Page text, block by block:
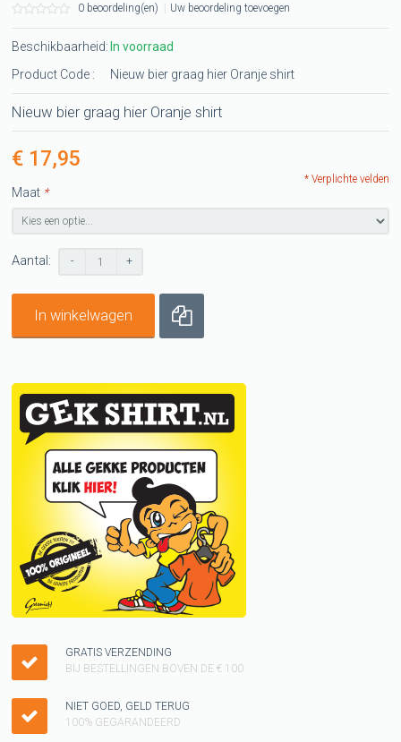
0 beoordeling(en) Uw beoordeling toevoegen
Beschikbaarheid: In voorraad
Product Code :
Nieuw bier graag hier Oranje shirt
Nieuw bier graag hier Oranje shirt
€ 17,95
*
Maat
* Verplichte velden
Aantal: - +
In winkelwagen
GRATIS VERZENDING
BIJ BESTELLINGEN BOVEN DE € 100
NIET GOED, GELD TERUG
100% GEGARANDEERD